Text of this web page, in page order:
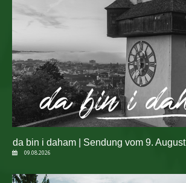
da bin i daham | Sendung vom 9. August
09.08.2026